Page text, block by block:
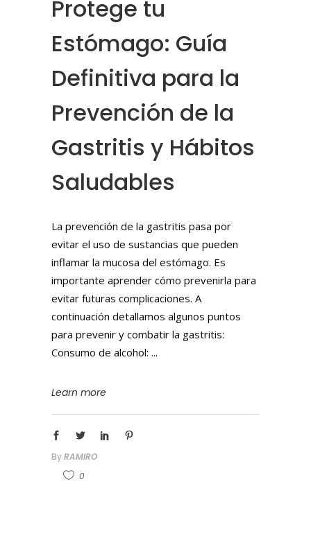
Protege tu
Estómago: Guía
Definitiva para la
Prevención de la
Gastritis y Hábitos
Saludables
La prevención de la gastritis pasa por
evitar el uso de sustancias que pueden
inflamar la mucosa del estómago. Es
importante aprender cómo prevenirla para
evitar futuras complicaciones. A
continuación detallamos algunos puntos
para prevenir y combatir la gastritis:
Consumo de alcohol:
Learn more
ByRAMIRO
0